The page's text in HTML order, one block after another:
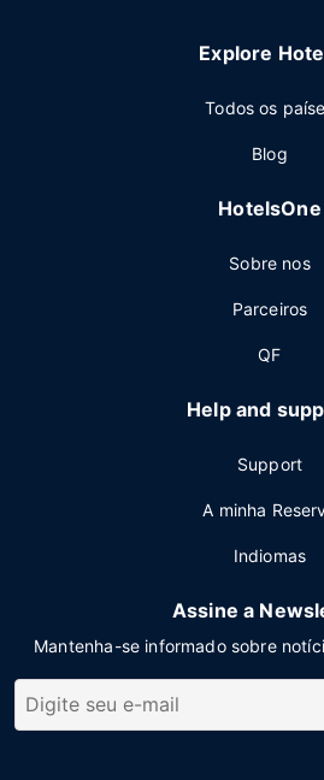
Explore
Todos os
Blog
HotelsOne
Sobre nos
Parceiros
QF
Help and
Support
A minha
Indiomas
Assine a
Mantenha-se informado sobre